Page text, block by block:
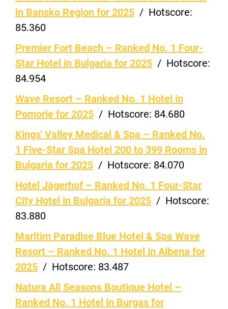
in Bansko Region for 2025 / Hotscore:
85.360
Premier Fort Beach – Ranked No. 1 Four-
Star Hotel in Bulgaria for 2025 / Hotscore:
84.954
Wave Resort – Ranked No. 1 Hotel in
Pomorie for 2025 / Hotscore: 84.680
Kings' Valley Medical & Spa – Ranked No.
1 Five-Star Spa Hotel 200 to 399 Rooms in
Bulgaria for 2025 / Hotscore: 84.070
Hotel Jägerhof – Ranked No. 1 Four-Star
City Hotel in Bulgaria for 2025 / Hotscore:
83.880
Maritim Paradise Blue Hotel & Spa Wave
Resort – Ranked No. 1 Hotel in Albena for
2025 / Hotscore: 83.487
Natura All Seasons Boutique Hotel –
Ranked No. 1 Hotel in Burgas for